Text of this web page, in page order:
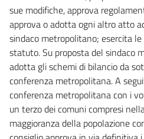
sue modifiche, approva
approva o adotta ogni altro atto
sindaco metropolitano; esercita
statuto. Su proposta del sindaco
adotta gli schemi di bilancio da
conferenza metropolitana. A
conferenza metropolitana con i
un terzo dei comuni compresi
maggioranza della popolazione